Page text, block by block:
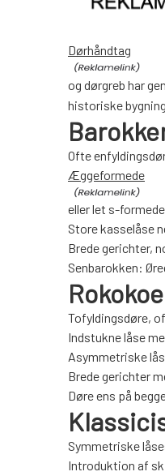
Dørhåndtag
og dørgreb har
historiske
Ofte
Æggeformede
eller let s-
Store kasselåse
Brede gerichter,
Senbarokken:
Tofyldingsdøre,
Indstukne låse
Asymmetriske
Brede gerichter
Døre ens på
Symmetriske
Introduktion af